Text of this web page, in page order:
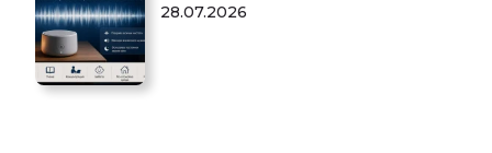
28.07.2026